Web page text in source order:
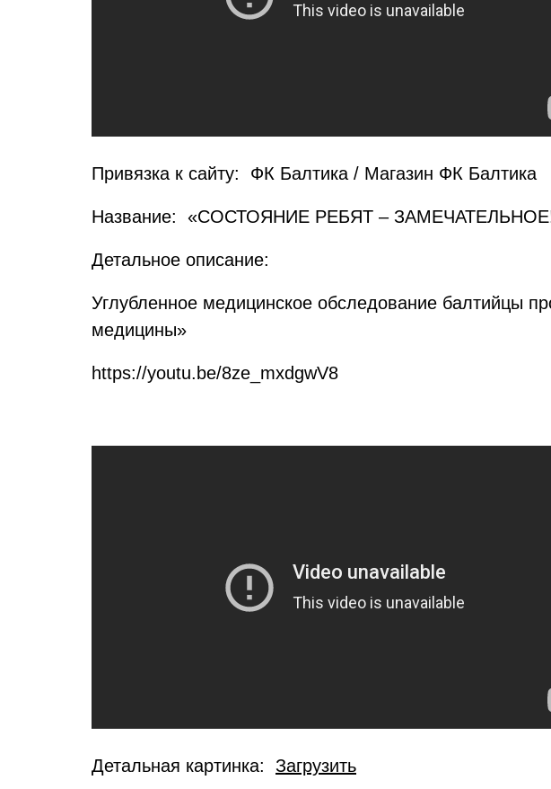
Привязка к сайту: ФК Балтика / Магазин ФК Балтика
Название: «СОСТОЯНИЕ РЕБЯТ –
Детальное описание:
Углубленное медицинское обследование балтийцы
медицины»
https://youtu.be/8ze_mxdgwV8
Детальная картинка: Загрузить